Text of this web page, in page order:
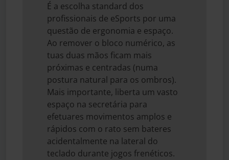
É a escolha standard dos
profissionais de eSports por uma
questão de ergonomia e espaço.
Ao remover o bloco numérico, as
tuas duas mãos ficam mais
próximas e centradas (numa
postura natural para os ombros).
Mais importante, liberta um vasto
espaço na secretária para
efetuares movimentos amplos e
rápidos com o rato sem bateres
acidentalmente na lateral do
teclado durante jogos frenéticos.